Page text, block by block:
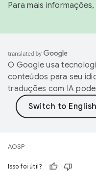
Para mais
O Google usa
conteúdos para seu
traduções com IA
AOSP
Isso foi útil?